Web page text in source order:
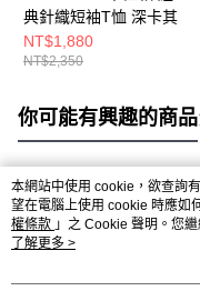
典針織短袖T恤 深卡其
NT$1,880
NT$2,350
你可能有興趣的商品
熱門標籤
本網站中使用 cookie，欲查詢
望在電腦上使用 cookie 時應如
權條款 」之 Cookie 聲明。您
用條款之 Cookie 聲明使用
了解更多 >